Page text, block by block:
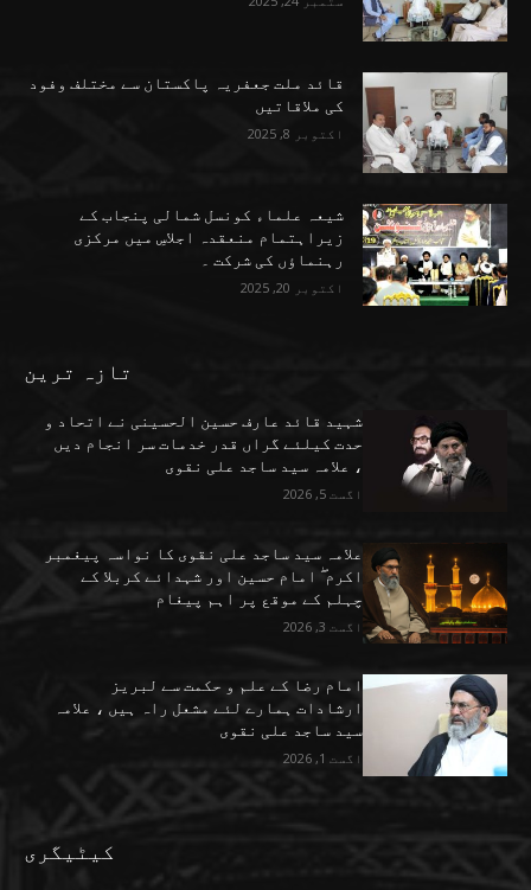
قائد ملت جعفریہ پاکستان سے مختلف وفود
کی ملاقاتیں
اکتوبر 8, 2025
شیعہ علماء کونسل شمالی پنجاب کے
زیراہتمام منعقدہ اجلاسِ میں مرکزی
رہنماؤں کی شرکت ۔
اکتوبر 20, 2025
تازہ ترین
شہید قائد عارف حسین الحسینی نے اتحاد و
حدت کیلئے گراں قدر خدمات سر انجام دیں
، علامہ سید ساجد علی نقوی
اگست 5, 2026
علامہ سید ساجد علی نقوی کا نواسہ پیغمبر
اکرم ۖ امام حسین اور شہدائے کربلا کے
چہلم کے موقع پر اہم پیغام
اگست 3, 2026
امام رضا کے علم و حکمت سے لبریز
ارشادات ہمارے لئے مشعل راہ ہیں ، علامہ
سید ساجد علی نقوی
اگست 1, 2026
کیٹیگری